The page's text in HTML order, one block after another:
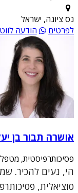
נס ציונה, ישראל
לפרטים
הודעה
אושרה תבור בן
פסיכותרפיסטית,
הי, נעים להכיר.
סוציאלית,